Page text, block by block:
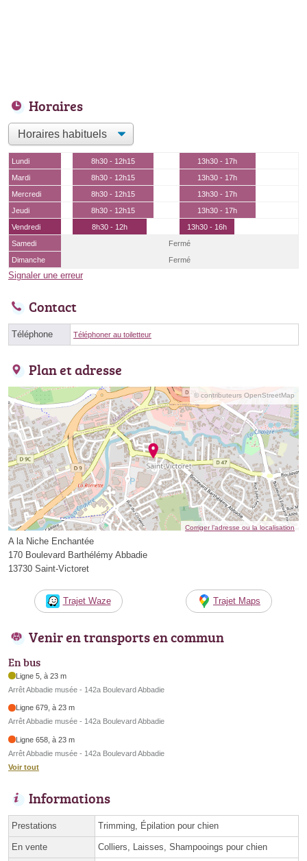
Horaires
Lundi 8h30 - 12h15
13h30 - 17h
Mardi
8h30 - 12h15
13h30 - 17h
Mercredi
8h30 - 12h15
13h30 - 17h
Jeudi
8h30 - 12h15
13h30 - 17h
Vendredi
8h30 - 12h
13h30 - 16h
Samedi
Fermé
Dimanche
Fermé
Signaler une erreur
Contact
Téléphone Téléphoner au toiletteur
Plan et adresse
© contributeurs OpenStreetMap
Corriger l’adresse ou la localisation
A la Niche Enchantée
170 Boulevard Barthélémy Abbadie
13730 Saint-Victoret
Trajet Waze Trajet Maps
Venir en transports en commun
En bus
Ligne 5, à 23 m
Arrêt Abbadie musée - 142a Boulevard Abbadie
Ligne 679, à 23 m
Arrêt Abbadie musée - 142a Boulevard Abbadie
Ligne 658, à 23 m
Arrêt Abbadie musée - 142a Boulevard Abbadie
Voir tout
Informations
Prestations Trimming, Épilation pour chien
En vente Colliers, Laisses, Shampooings pour chien